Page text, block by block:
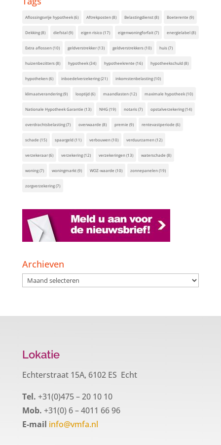
Aflossingsvrije hypotheek(6) Aftrekposten(8) Belastingdienst(8) Boeterente (9)
Dekking(8) diefstal(9) eigen risico(17) eigenwoningforfait(7) energielabel(8)
Extra aflossen(10) geldverstrekker(13) geldverstrekkers(10) huis(7)
huizenbezitters(8) hypotheek(34) hypotheekrente (16) hypotheekschuld(8)
hypotheken(6) inboedelverzekering(21) inkomstenbelasting(10)
klimaatverandering(9) looptijd(6) maandlasten(12) maximale hypotheek(10)
Nationale Hypotheek Garantie (13) NHG(19) notaris(7) opstalverzekering(14)
overdrachtsbelasting(7) overwaarde (8) premie (9) rentevastperiode (6)
schade (15) spaargeld(11) verbouwen(10) verduurzamen(12)
verzekeraar(6) verzekering(12) verzekeringen(13) waterschade (8)
woning(7) woningmarkt(9) WOZ-waarde (10) zonnepanelen(19)
zorgverzekering(7)
Archieven
Archieven
Lokatie
Echterstraat 15A, 6102 ES Echt
Tel. +31(0)475 – 20 10 10
Mob. +31(0) 6 – 4011 66 96
E-mail info@vmfa.nl